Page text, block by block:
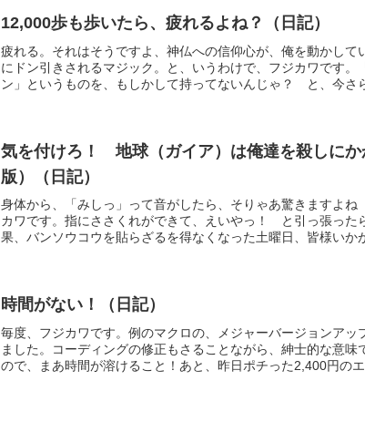
12,000歩も歩いたら、疲れるよね？（日記）
疲れる。それはそうですよ、神仏への信仰心が、俺を動かし
にドン引きされるマジック。と、いうわけで、フジカワです。
ン」というものを、もしかして持ってないんじゃ？ と、今さ
気を付けろ！ 地球（ガイア）は俺達を殺しにか
版）（日記）
身体から、「みしっ」って音がしたら、そりゃあ驚きますよね
カワです。指にささくれができて、えいやっ！ と引っ張った
果、バンソウコウを貼らざるを得なくなった土曜日、皆様いか
時間がない！（日記）
毎度、フジカワです。例のマクロの、メジャーバージョンアッ
ました。コーディングの修正もさることながら、紳士的な意味
ので、まあ時間が溶けること！あと、昨日ポチった2,400円のエ